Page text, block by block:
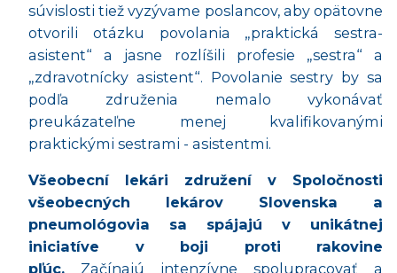
súvislosti tiež vyzývame poslancov, aby opätovne
otvorili otázku povolania „praktická sestra-
asistent“ a jasne rozlíšili profesie „sestra“ a
„zdravotnícky asistent“. Povolanie sestry by sa
podľa združenia nemalo vykonávať
preukázateľne menej kvalifikovanými
praktickými sestrami - asistentmi.
Všeobecní lekári združení v Spoločnosti
všeobecných lekárov Slovenska a
pneumológovia sa spájajú v unikátnej
iniciatíve v boji proti rakovine
pľúc. Začínajú intenzívne spolupracovať a